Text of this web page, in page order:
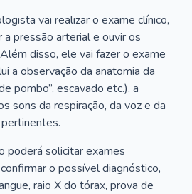
vai realizar o exame clínico,
pressão arterial e ouvir os
disso, ele vai fazer o exame
a observação da anatomia da
pombo”, escavado etc.), a
sons da respiração, da voz e da
poderá solicitar exames
o possível diagnóstico,
raio X do tórax, prova de